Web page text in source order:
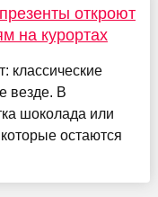
откроют
на курортах
классические
везде. В
шоколада или
остаются